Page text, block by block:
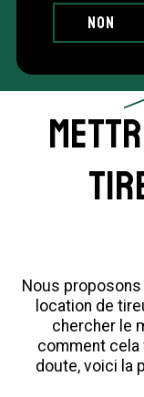
Sur place
Contact
Nos
Nous
location de
chercher le
comment cela
doute, voici la
Non